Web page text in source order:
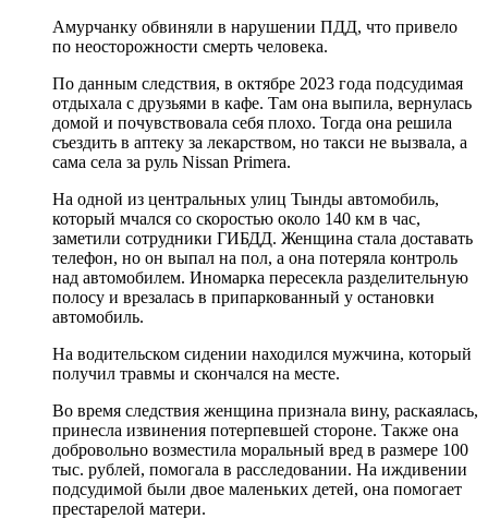
Амурчанку обвиняли в нарушении ПДД, что привело
по неосторожности смерть человека.
По данным следствия, в октябре 2023 года подсудимая
отдыхала с друзьями в кафе. Там она выпила, вернулась
домой и почувствовала себя плохо. Тогда она решила
съездить в аптеку за лекарством, но такси не вызвала, а
сама села за руль Nissan Primera.
На одной из центральных улиц Тынды автомобиль,
который мчался со скоростью около 140 км в час,
заметили сотрудники ГИБДД. Женщина стала доставать
телефон, но он выпал на пол, а она потеряла контроль
над автомобилем. Иномарка пересекла разделительную
полосу и врезалась в припаркованный у остановки
автомобиль.
На водительском сидении находился мужчина, который
получил травмы и скончался на месте.
Во время следствия женщина признала вину, раскаялась,
принесла извинения потерпевшей стороне. Также она
добровольно возместила моральный вред в размере 100
тыс. рублей, помогала в расследовании. На иждивении
подсудимой были двое маленьких детей, она помогает
престарелой матери.